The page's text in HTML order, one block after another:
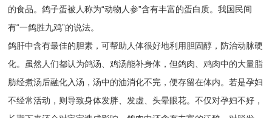
的食品。鸽子蛋被人称为“动物人参”含有丰富的蛋白质。我国民间
有“一鸽胜九鸡”的说法。
鸽肝中含有最佳的胆素，可帮助人体很好地利用胆固醇，防治动脉硬
化。虽然人们都认为鸽汤、鸡汤能补身体，但鸽肉、鸡肉中的大量脂
肪经煮汤后融化入汤，汤中的油消化不完，便存留在体内。若是孕妇
不经常活动，则导致身体发胖、发虚、头晕眼花。不仅对孕妇不好，